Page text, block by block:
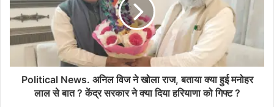
Political News. अनिल विज ने खोला राज, बताया क्या हुई मनोहर
लाल से बात ? केंद्र सरकार ने क्या दिया हरियाणा को गिफ्ट ?